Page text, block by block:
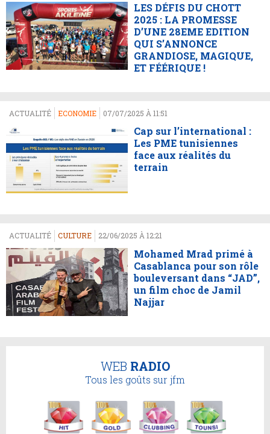
LES DÉFIS DU CHOTT
2025 : LA PROMESSE
D’UNE 28EME EDITION
QUI S’ANNONCE
GRANDIOSE, MAGIQUE,
ET FÉÉRIQUE !
ACTUALITÉ ECONOMIE 07/07/2025 À 11:51
Cap sur l’international :
Les PME tunisiennes
face aux réalités du
terrain
ACTUALITÉ CULTURE 22/06/2025 À 12:21
Mohamed Mrad primé à
Casablanca pour son rôle
bouleversant dans “JAD”,
un film choc de Jamil
Najjar
WEB RADIO
Tous les goûts sur jfm